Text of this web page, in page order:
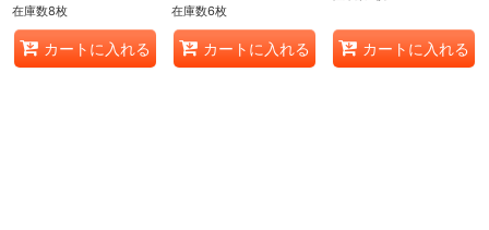
在庫数8枚
カートに入れる
在庫数6枚
カートに入れる カートに入れる